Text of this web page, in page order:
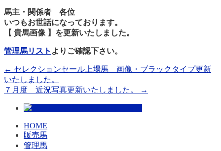
馬主・関係者 各位
いつもお世話になっております。
【 貴馬画像 】を更新いたしました。
管理馬リスト よりご確認下さい。
← セレクションセール上場馬 画像・ブラックタイプ更新
いたしました。
７月度 近況写真更新いたしました。
→
HOME
販売馬
管理馬